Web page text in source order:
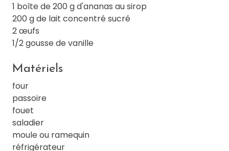
1 boîte de 200 g d'ananas au sirop
200 g de lait concentré sucré
2 œufs
1/2 gousse de vanille
Matériels
four
passoire
fouet
saladier
moule ou ramequin
réfrigérateur